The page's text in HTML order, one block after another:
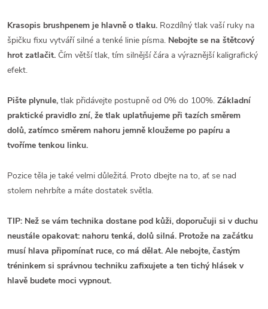
Krasopis brushpenem je hlavně o tlaku. Rozdílný tlak vaší ruky na
špičku fixu vytváří silné a tenké linie písma. Nebojte se na štětcový
hrot zatlačit. Čím větší tlak, tím silnější čára a výraznější kaligrafický
efekt.
Pište plynule, tlak přidávejte postupně od 0% do 100%. Základní
praktické pravidlo zní, že tlak uplatňujeme při tazích směrem
dolů, zatímco směrem nahoru jemně kloužeme po papíru a
tvoříme tenkou linku.
Pozice těla je také velmi důležitá. Proto dbejte na to, ať se nad
stolem nehrbíte a máte dostatek světla.
TIP: Než se vám technika dostane pod kůži, doporučuji si v duchu
neustále opakovat: nahoru tenká, dolů silná. Protože na začátku
musí hlava připomínat ruce, co má dělat. Ale nebojte, častým
tréninkem si správnou techniku zafixujete a ten tichý hlásek v
hlavě budete moci vypnout.